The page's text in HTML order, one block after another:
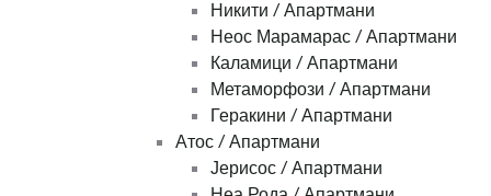
Никити / Апартмани
Неос Марамарас / Апартмани
Каламици / Апартмани
Метаморфози / Апартмани
Геракини / Апартмани
Атос / Апартмани
Јерисос / Апартмани